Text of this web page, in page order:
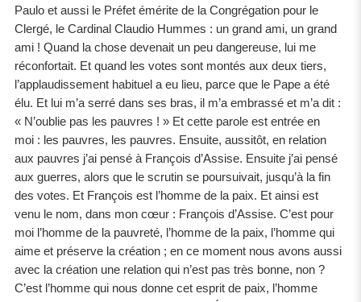
Paulo et aussi le Préfet émérite de la Congrégation pour le
Clergé, le Cardinal Claudio Hummes : un grand ami, un grand
ami ! Quand la chose devenait un peu dangereuse, lui me
réconfortait. Et quand les votes sont montés aux deux tiers,
l’applaudissement habituel a eu lieu, parce que le Pape a été
élu. Et lui m’a serré dans ses bras, il m’a embrassé et m’a dit :
« N’oublie pas les pauvres ! » Et cette parole est entrée en
moi : les pauvres, les pauvres. Ensuite, aussitôt, en relation
aux pauvres j’ai pensé à François d’Assise. Ensuite j’ai pensé
aux guerres, alors que le scrutin se poursuivait, jusqu’à la fin
des votes. Et François est l’homme de la paix. Et ainsi est
venu le nom, dans mon cœur : François d’Assise. C’est pour
moi l’homme de la pauvreté, l’homme de la paix, l’homme qui
aime et préserve la création ; en ce moment nous avons aussi
avec la création une relation qui n’est pas très bonne, non ?
C’est l’homme qui nous donne cet esprit de paix, l’homme